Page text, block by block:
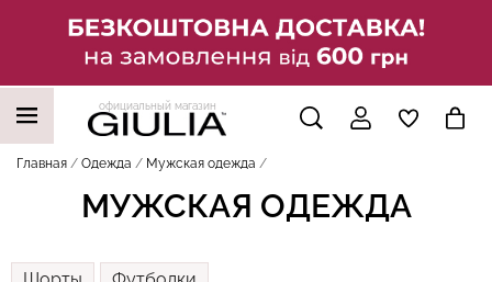
официальный магазин
Главная Одежда Мужская одежда
МУЖСКАЯ ОДЕЖДА
НАШИ ТРЕНДОВЫЕ ТОВАРЫ